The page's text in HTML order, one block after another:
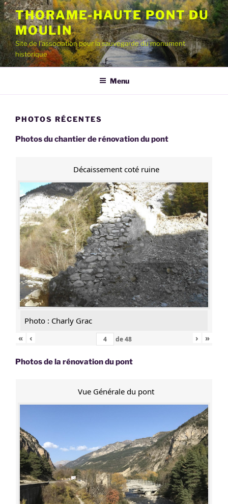
Aller
au
contenu
principal
THORAME-HAUTE PONT DU
MOULIN
Site de l'association pour la sauvegarde du monument
historique
Menu
PHOTOS RÉCENTES
Photos du chantier de rénovation du pont
Décaissement coté ruine
Photo : Charly Grac
«
‹ de48 › »
Photos de la rénovation du pont
Vue Générale du pont